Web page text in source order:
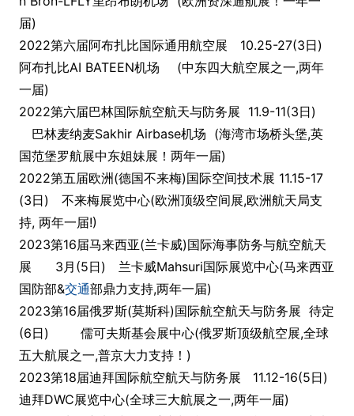
届)
2022第六届阿布扎比国际通用航空展
10.25-27(3日)
阿布扎比AI BATEEN机场
(中东四大航空展之一,两年
一届)
2022第六届巴林国际航空航天与防务展 11.9-11(3日)
巴林麦纳麦Sakhir Airbase机场 (海湾市场桥头堡,英
国范堡罗航展中东姐妹展！两年一届)
2022第五届欧洲(德国不来梅)国际空间技术展 11.15-17
(3日) 不来梅展览中心(欧洲顶级空间展,欧洲航天局支
持, 两年一届!)
2023第16届马来西亚(兰卡威)国际海事防务与航空航天
展 3月(5日) 兰卡威Mahsuri国际展览中心(马来西亚
国防部&交通部鼎力支持,两年一届)
2023第16届俄罗斯(莫斯科)国际航空航天与防务展 待定
(6日) 儒可夫斯基会展中心(俄罗斯顶级航空展,全球
五大航展之一,普京大力支持！)
2023第18届迪拜国际航空航天与防务展 11.12-16(5日)
迪拜DWC展览中心(全球三大航展之一,两年一届)